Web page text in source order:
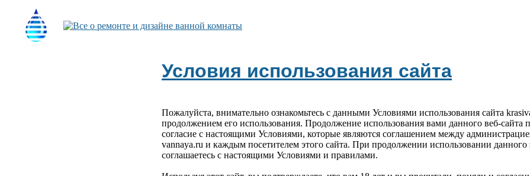
Условия использования сайта
Пожалуйста, внимательно ознакомьтесь с данными Условиями использования сайта
продолжением его использования. Продолжение использования вами данного веб-сайта
согласие с настоящими Условиями, которые являются соглашением между
vannaya.ru и каждым посетителем этого сайта. При продолжении использовании данного
соглашаетесь с настоящими Условиями и правилами.